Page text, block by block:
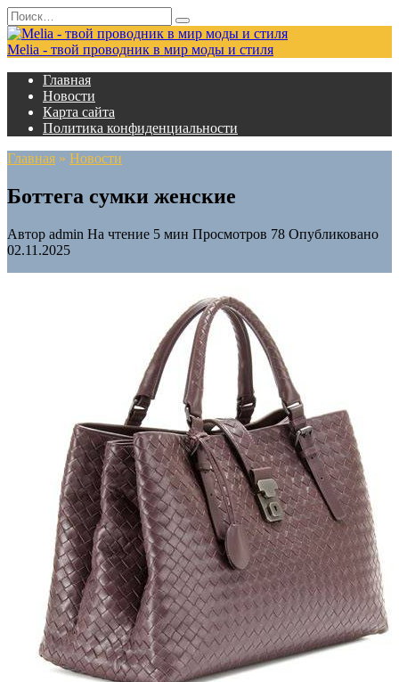
Перейти
к
содержанию
Search
for:
Melia - твой проводник в мир моды и стиля
Главная
Новости
Карта сайта
Политика конфиденциальности
Главная » Новости
Боттега сумки женские
Автор admin На чтение 5 мин Просмотров 78 Опубликовано
02.11.2025